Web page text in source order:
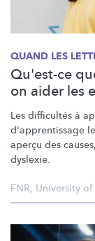
QUAND LES
Qu'est-ce
on aider les
Les difficultés à
d'apprentissage
aperçu des
dyslexie.
FNR, University